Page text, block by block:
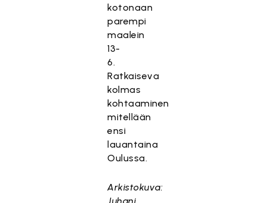
kotonaan
parempi
maalein
13-
6.
Ratkaiseva
kolmas
kohtaaminen
mitellään
ensi
lauantaina
Oulussa.
Arkistokuva: